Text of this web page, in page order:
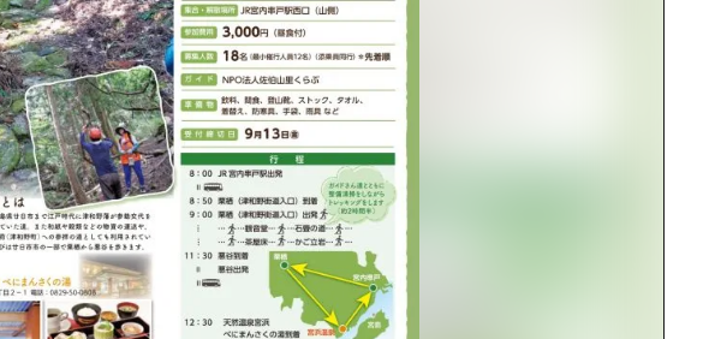
周辺
県東部
宮島周辺
山口県東部
愛媛県
島根県
ニバーサルツーリズム
関連リンク